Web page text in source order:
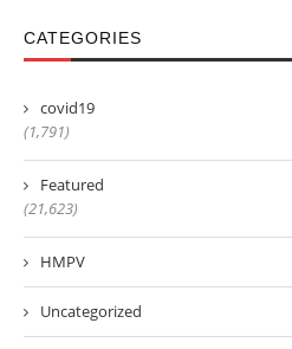
CATEGORIES
covid19
(1,791)
Featured
(21,623)
HMPV
Uncategorized